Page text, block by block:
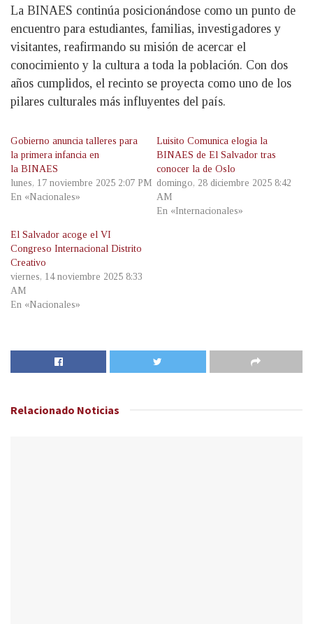
La BINAES continúa posicionándose como un punto de
encuentro para estudiantes, familias, investigadores y
visitantes, reafirmando su misión de acercar el
conocimiento y la cultura a toda la población. Con dos
años cumplidos, el recinto se proyecta como uno de los
pilares culturales más influyentes del país.
Gobierno anuncia talleres para
la primera infancia en
la BINAES
lunes, 17 noviembre 2025 2:07 PM
En «Nacionales»
Luisito Comunica elogia la
BINAES de El Salvador tras
conocer la de Oslo
domingo, 28 diciembre 2025 8:42
AM
En «Internacionales»
El Salvador acoge el VI
Congreso Internacional Distrito
Creativo
viernes, 14 noviembre 2025 8:33
AM
En «Nacionales»
Relacionado Noticias